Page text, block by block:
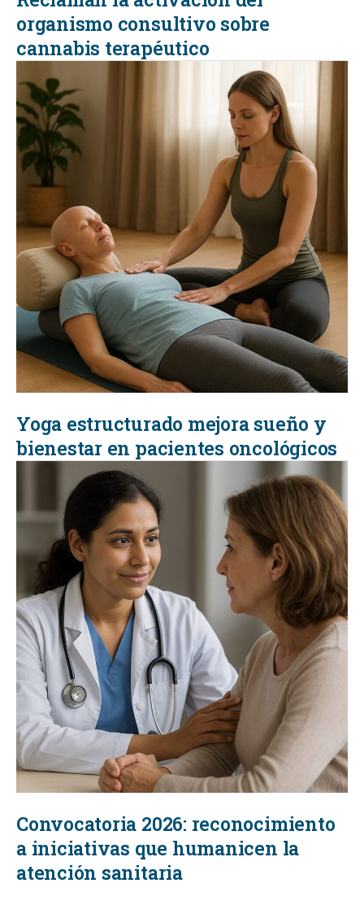
organismo consultivo sobre
cannabis terapéutico
Yoga estructurado mejora sueño y
bienestar en pacientes oncológicos
Convocatoria 2026: reconocimiento
a iniciativas que humanicen la
atención sanitaria